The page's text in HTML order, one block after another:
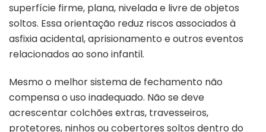
superfície firme, plana, nivelada e livre de objetos
soltos. Essa orientação reduz riscos associados à
asfixia acidental, aprisionamento e outros eventos
relacionados ao sono infantil.
Mesmo o melhor sistema de fechamento não
compensa o uso inadequado. Não se deve
acrescentar colchões extras, travesseiros,
protetores, ninhos ou cobertores soltos dentro do